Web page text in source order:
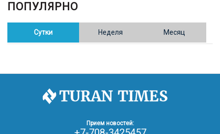
ОБЩЕСТВО
Полицейские пресекли незаконное выращивание
конопли в Таразе
Казахстан возглавил Договор о зоне, свободной от
8 тыс. жителей Степногорска получили перерасчёт
за тепло после проверки прокуратуры
ПОПУЛЯРНО
Сутки Неделя Месяц
Прием новостей: